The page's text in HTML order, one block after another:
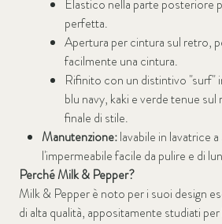
Elastico nella parte posteriore
perfetta.
Apertura per cintura sul retro,
facilmente una cintura.
Rifinito con un distintivo "surf"
blu navy, kaki e verde tenue
finale di stile.
Manutenzione:lavabile in lavatrice
l'impermeabile facile da pulire e di
Perché Milk & Pepper?
Milk & Pepper è noto per i suoi design
di alta qualità, appositamente studiati